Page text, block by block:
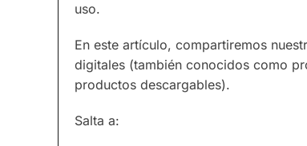
uso.
En este artículo, compartiremos
digitales (también conocidos como
productos descargables).
Salta a: